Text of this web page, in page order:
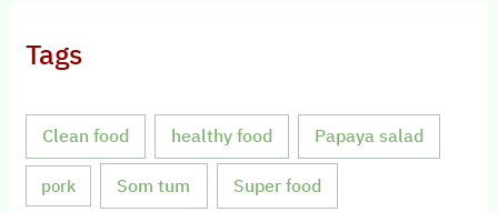
Tags
Clean food healthy food Papaya salad
pork Som tum Super food